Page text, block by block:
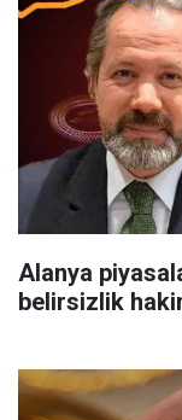
Alanya
belirsizlik